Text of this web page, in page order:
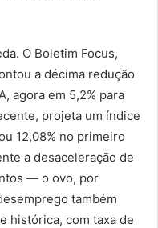
O Boletim Focus,
a décima redução
agora em 5,2% para
projeta um índice
12,08% no primeiro
a desaceleração de
— o ovo, por
também
histórica, com taxa de